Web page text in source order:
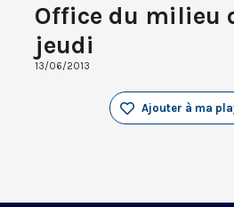
Office du milieu
jeudi
13/06/2013
Ajouter à ma